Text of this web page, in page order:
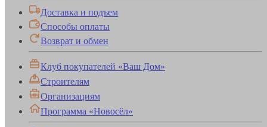
Доставка и подъем
Способы оплаты
Возврат и обмен
Клуб покупателей «Ваш Дом»
Строителям
Организациям
Программа «Новосёл»